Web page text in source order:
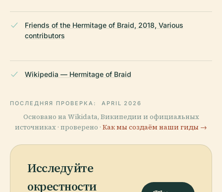
Friends of the Hermitage of Braid, 2018, Various
contributors
Wikipedia — Hermitage of Braid
ПОСЛЕДНЯЯ ПРОВЕРКА: APRIL 2026
Основано на Wikidata, Википедии и официальных
источниках · проверено · Как мы создаём наши гиды →
Исследуйте
окрестности